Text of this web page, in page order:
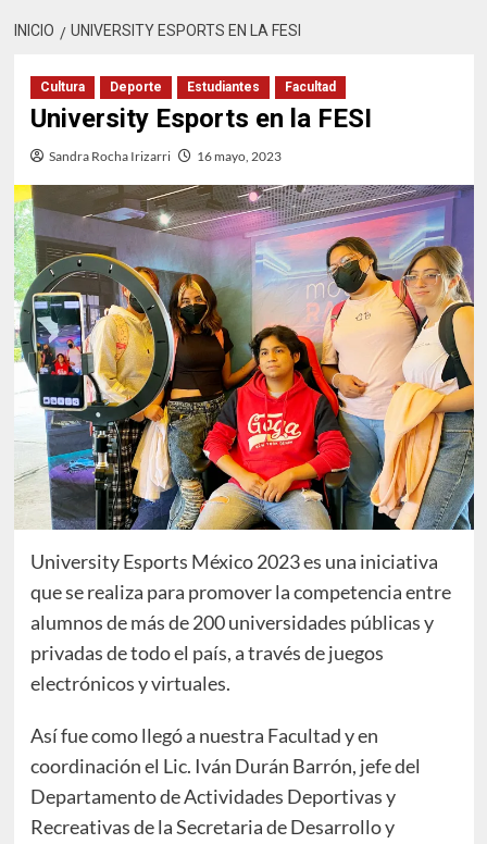
INICIO UNIVERSITY ESPORTS EN LA FESI
Cultura Deporte Estudiantes Facultad
University Esports en la FESI
Sandra Rocha Irizarri 16 mayo, 2023
University Esports México 2023 es una iniciativa
que se realiza para promover la competencia entre
alumnos de más de 200 universidades públicas y
privadas de todo el país, a través de juegos
electrónicos y virtuales.
Así fue como llegó a nuestra Facultad y en
coordinación el Lic. Iván Durán Barrón, jefe del
Departamento de Actividades Deportivas y
Recreativas de la Secretaria de Desarrollo y